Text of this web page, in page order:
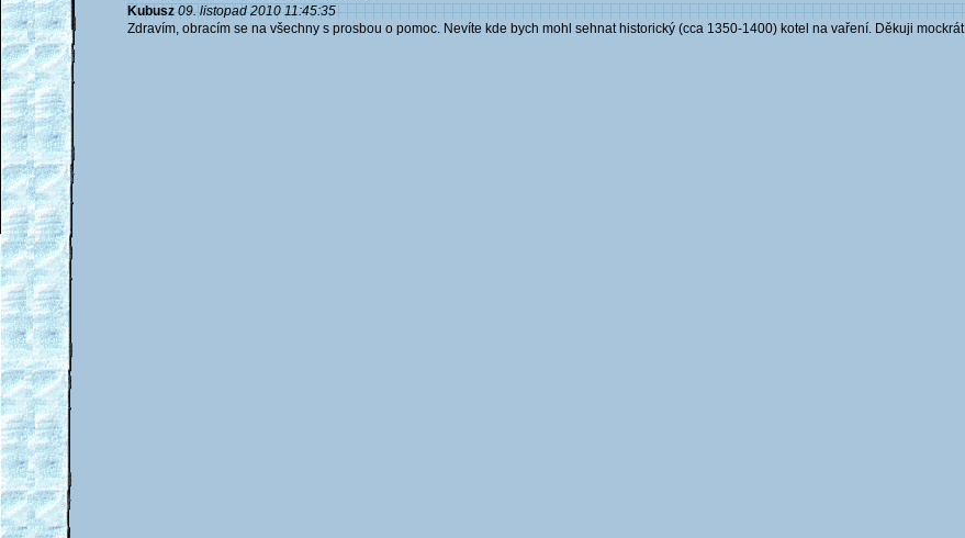
Kubusz 09. listopad 2010 11:45:35
Zdravím, obracím se na všechny s prosbou o pomoc. Nevíte kde bych mohl sehnat historický (cca 1350-1400) kotel na vaření. Děkuji mockrát